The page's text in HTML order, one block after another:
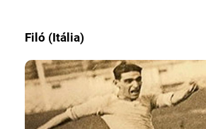
Filó (Itália)